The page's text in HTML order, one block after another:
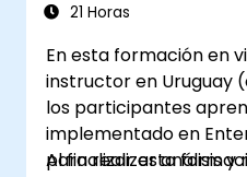
21 Horas
En esta formación en
instructor en Uruguay
los participantes
implementado en
para realizar análisis y
Al finalizar esta